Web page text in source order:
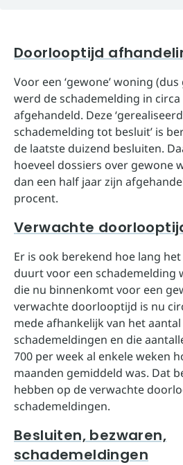
Doorlooptijd
Voor een ‘gewone’ woning
werd de schademelding in circa
afgehandeld. Deze
schademelding tot besluit’ is
de laatste duizend besluiten.
hoeveel dossiers over gewone
dan een half jaar zijn
procent.
Verwachte
Er is ook berekend hoe lang
duurt voor een schademelding
die nu binnenkomt voor een
verwachte doorlooptijd is nu
mede afhankelijk van het
schademeldingen en die
700 per week al enkele weken
maanden gemiddeld was. Dat
hebben op de verwachte
schademeldingen.
Besluiten, bezwaren,
schademeldingen